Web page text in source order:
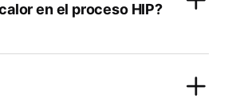
en el proceso HIP?